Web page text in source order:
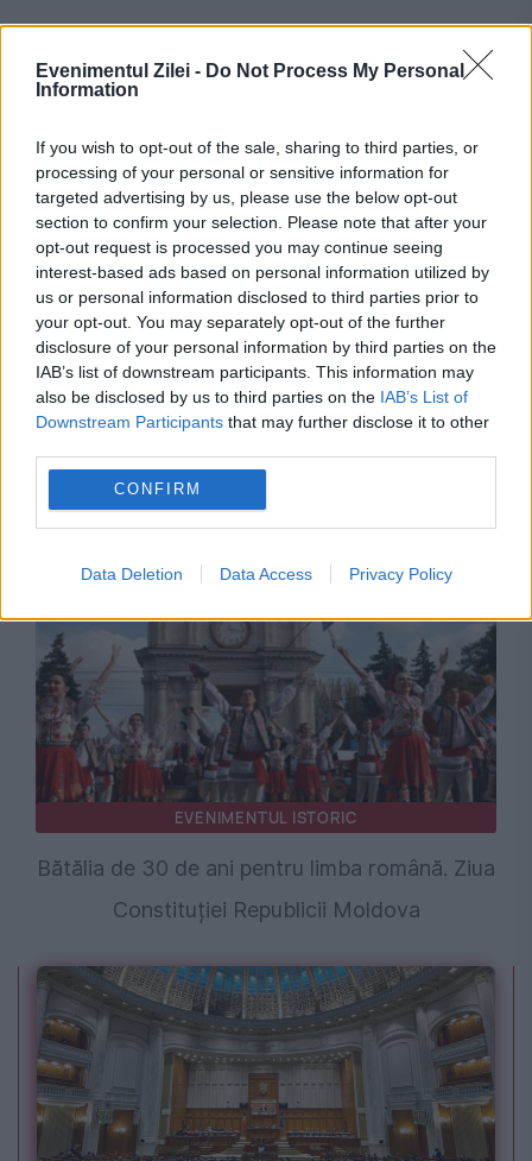
Evenimentul Zilei - Do Not Process My Personal
Information
If you wish to opt-out of the sale, sharing to third parties, or
processing of your personal or sensitive information for
targeted advertising by us, please use the below opt-out
section to confirm your selection. Please note that after your
opt-out request is processed you may continue seeing
interest-based ads based on personal information utilized by
us or personal information disclosed to third parties prior to
your opt-out. You may separately opt-out of the further
disclosure of your personal information by third parties on the
IAB’s list of downstream participants. This information may
also be disclosed by us to third parties on the IAB’s List of
Downstream Participants that may further disclose it to other
CONFIRM
Data Deletion Data Access Privacy Policy
Recomandările noastre
SOCIAL
asupra unei metode prin care escrocii încearcă
să vă fure datele bancare
EVENIMENTUL ISTORIC
Bătălia de 30 de ani pentru limba română. Ziua
Constituției Republicii Moldova